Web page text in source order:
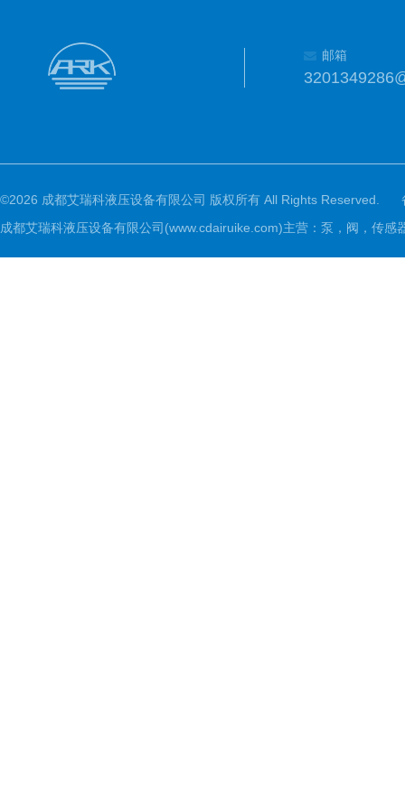
邮箱
©2026 成都艾瑞科液压设备有限公司 版权所有 All Rights Reserved.
成都艾瑞科液压设备有限公司(www.cdairuike.com)主营：泵，阀，传